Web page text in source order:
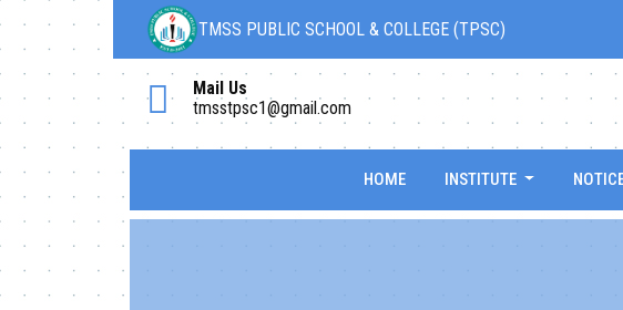
TMSS PUBLIC SCHOOL & COLLEGE (TPSC)
Mail Us
tmsstpsc1@gmail.com
HOME INSTITUTE